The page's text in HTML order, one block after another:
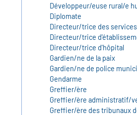
Développeur/euse rural/e
Diplomate
Directeur/trice des
Directeur/trice
Directeur/trice d'hôpital
Gardien/ne de la paix
Gardien/ne de police
Gendarme
Greffier/ère
Greffier/ère administratif/
Greffier/ère des tribunaux